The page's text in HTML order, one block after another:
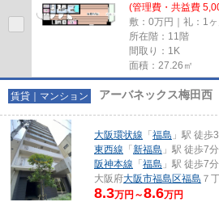
(管理費・共益費
敷：0万円｜礼：1ヶ
所在階：11階
間取り：1K
面積：27.26㎡
賃貸｜マンション アーバネックス梅田西
大阪環状線 「 福島 」駅 徒歩
東西線 「 新福島 」駅 徒歩7分
阪神本線 「 福島 」駅 徒歩7分
大阪府大阪市福島区福島 ７
8.3万円～8.6万円